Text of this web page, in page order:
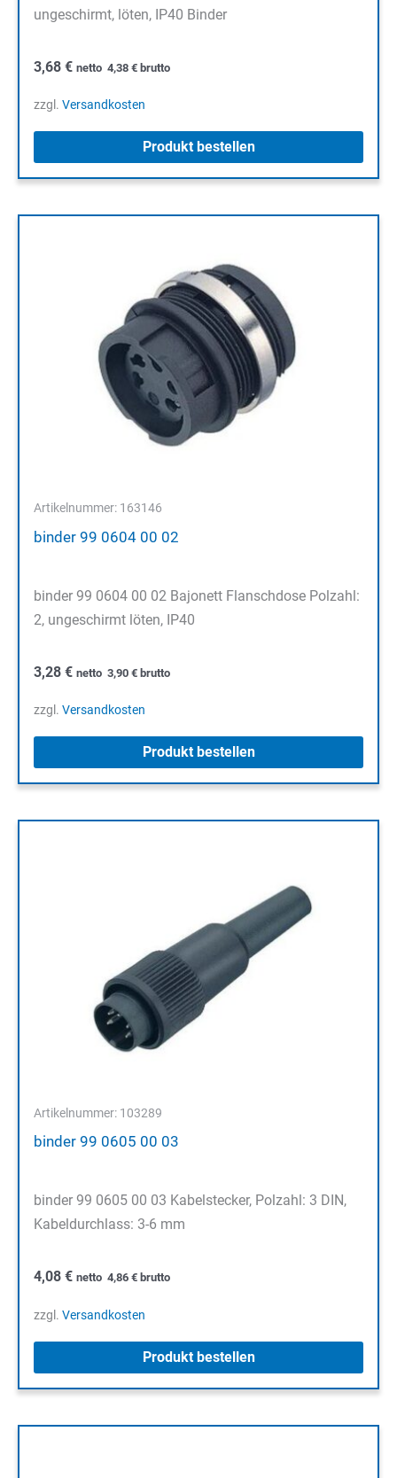
ungeschirmt, löten, IP40 Binder
3,68 € netto 4,38 € brutto
zzgl. Versandkosten
Produkt bestellen
Artikelnummer: 163146
binder 99 0604 00 02
binder 99 0604 00 02 Bajonett Flanschdose Polzahl:
2, ungeschirmt löten, IP40
3,28 € netto 3,90 € brutto
zzgl. Versandkosten
Produkt bestellen
Artikelnummer: 103289
binder 99 0605 00 03
binder 99 0605 00 03 Kabelstecker, Polzahl: 3 DIN,
Kabeldurchlass: 3-6 mm
4,08 € netto 4,86 € brutto
zzgl. Versandkosten
Produkt bestellen